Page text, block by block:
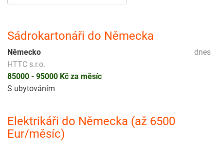
Sádrokartonáři do Německa
dnes
Německo
HTTC s.r.o.
85000 - 95000 Kč za měsíc
S ubytováním
Elektrikáři do Německa (až 6500
Eur/měsíc)